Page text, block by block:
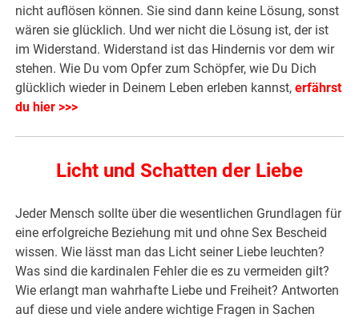
nicht auflösen können. Sie sind dann keine Lösung, sonst
wären sie glücklich. Und wer nicht die Lösung ist, der ist
im Widerstand. Widerstand ist das Hindernis vor dem wir
stehen. Wie Du vom Opfer zum Schöpfer, wie Du Dich
glücklich wieder in Deinem Leben erleben kannst, erfährst
du hier >>>
Licht und Schatten der Liebe
Jeder Mensch sollte über die wesentlichen Grundlagen für
eine erfolgreiche Beziehung mit und ohne Sex Bescheid
wissen. Wie lässt man das Licht seiner Liebe leuchten?
Was sind die kardinalen Fehler die es zu vermeiden gilt?
Wie erlangt man wahrhafte Liebe und Freiheit? Antworten
auf diese und viele andere wichtige Fragen in Sachen